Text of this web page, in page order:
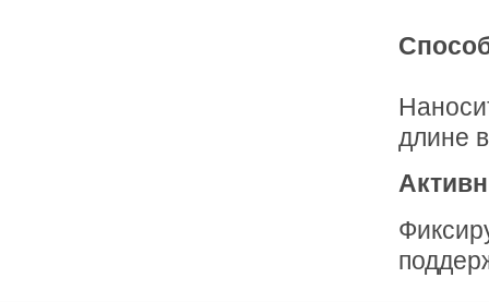
длине